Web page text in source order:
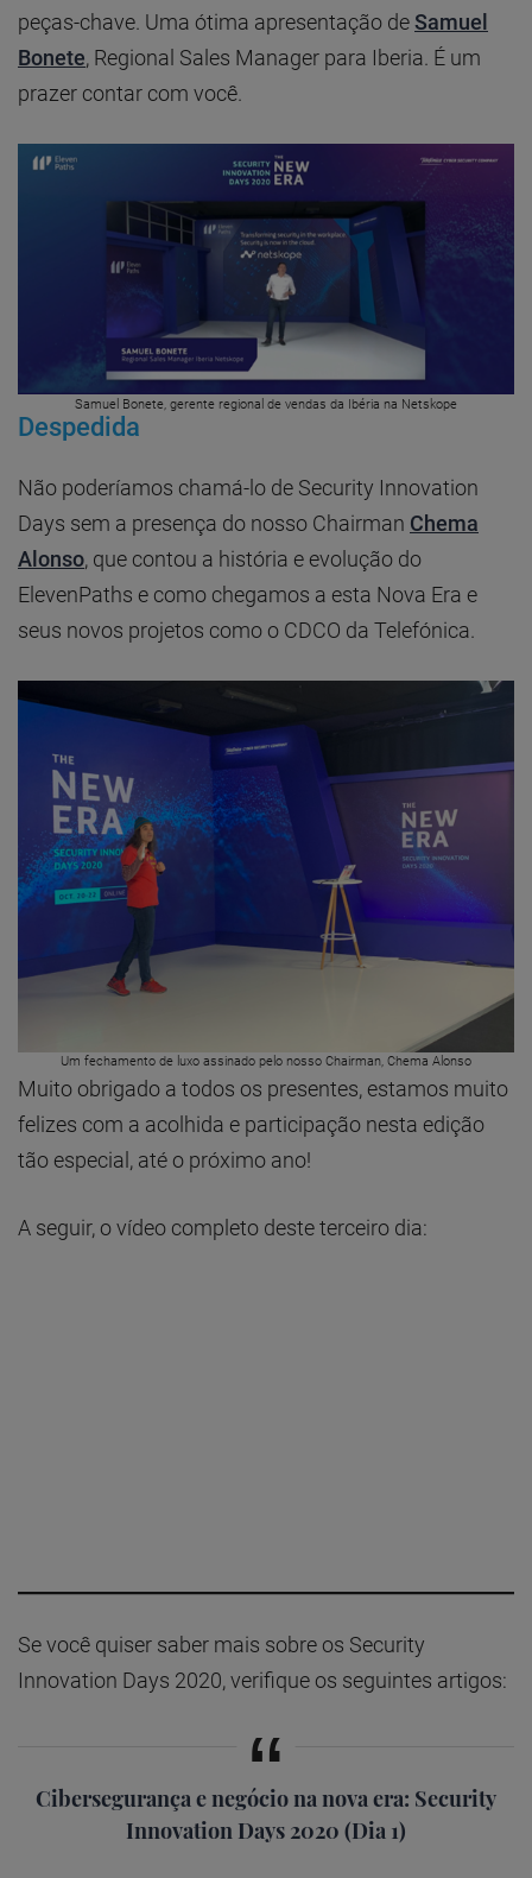
peças-chave. Uma ótima apresentação deSamuel
Bonete, Regional Sales Manager para Iberia. É um
prazer contar com você.
Samuel Bonete, gerente regional de vendas da Ibéria na Netskope
Despedida
Não poderíamos chamá-lo de Security Innovation
Days sem a presença do nosso Chairman Chema
Alonso, que contou a história e evolução do
ElevenPaths e como chegamos a esta Nova Era e
seus novos projetos como o CDCO da Telefónica.
Um fechamento de luxo assinado pelo nosso Chairman, Chema Alonso
Muito obrigado a todos os presentes, estamos muito
felizes com a acolhida e participação nesta edição
tão especial, até o próximo ano!
A seguir, o vídeo completo deste terceiro dia:
Se você quiser saber mais sobre os Security
Innovation Days 2020, verifique os seguintes artigos:
Cibersegurança e negócio na nova era: Security
Innovation Days 2020 (Dia 1)